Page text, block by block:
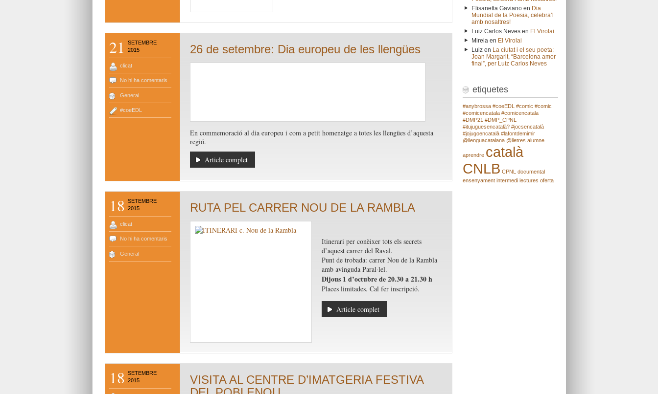
21
SETEMBRE
2015
clicat
No hi ha comentaris
General
#coeEDL
26 de setembre: Dia europeu de les llengües
En commemoració al dia europeu i com a petit homenatge a totes les llengües d’aquesta
regió.
Article complet
18
SETEMBRE
2015
clicat
No hi ha comentaris
General
RUTA PEL CARRER NOU DE LA RAMBLA
Itinerari per conèixer tots els secrets
d’aquest carrer del Raval.
Punt de trobada: carrer Nou de la Rambla
amb avinguda Paral·lel.
Dijous 1 d’octubre de 20.30 a 21.30 h
Places limitades. Cal fer inscripció.
Article complet
18
SETEMBRE
2015
VISITA AL CENTRE D’IMATGERIA FESTIVA
Elisanetta Gavianoen Dia
Mundial de la Poesia, celebra’l
amb nosaltres!
Luiz Carlos Nevesen El Virolai
Mireiaen El Virolai
Luizen La ciutat i el seu poeta:
Joan Margarit, “Barcelona amor
final”, per Luiz Carlos Neves
etiquetes
#anybrossa #coeEDL #comic #comic
#comicencatala #comicencatala
#DMP21 #DMP_CPNL
#itujuguesencatalà? #jocsencatalà
#jojugoencatalà #lafontdemimir
@llenguacatalana @lletres alumne
aprendre català
CNLB CPNL documental
ensenyament intermedi lectures oferta